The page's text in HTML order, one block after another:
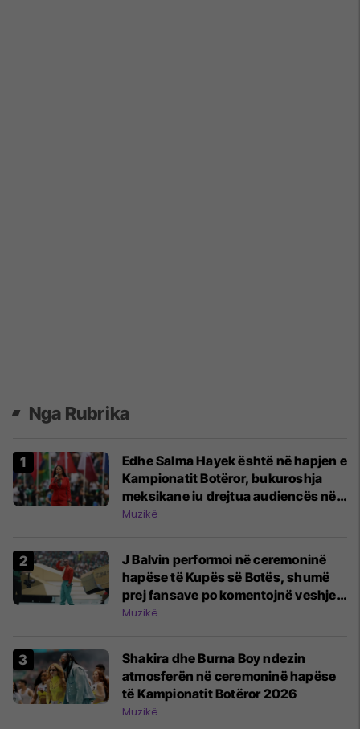
Nga Rubrika
Edhe Salma Hayek është në hapjen e
Kampionatit Botëror, bukuroshja
meksikane iu drejtua audiencës në
stadiumin Azteca
Muzikë
J Balvin performoi në ceremoninë
hapëse të Kupës së Botës, shumë
prej fansave po komentojnë veshjen
e tij
Muzikë
Shakira dhe Burna Boy ndezin
atmosferën në ceremoninë hapëse
të Kampionatit Botëror 2026
Muzikë